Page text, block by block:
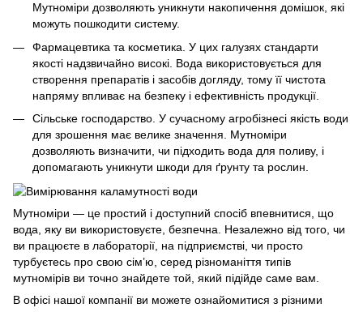
Мутноміри дозволяють уникнути накопичення домішок, які
можуть пошкодити систему.
Фармацевтика та косметика. У цих галузях стандарти
якості надзвичайно високі. Вода використовується для
створення препаратів і засобів догляду, тому її чистота
напряму впливає на безпеку і ефективність продукції.
Сільське господарство. У сучасному агробізнесі якість води
для зрошення має велике значення. Мутноміри
дозволяють визначити, чи підходить вода для поливу, і
допомагають уникнути шкоди для ґрунту та рослин.
Мутноміри — це простий і доступний спосіб впевнитися, що
вода, яку ви використовуєте, безпечна. Незалежно від того, чи
ви працюєте в лабораторії, на підприємстві, чи просто
турбуєтесь про свою сім’ю, серед різноманіття типів
мутномірів ви точно знайдете той, який підійде саме вам.
В офісі нашої компанії ви можете ознайомитися з різними